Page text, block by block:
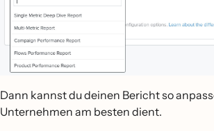
Dann kannst du deinen Bericht so
Unternehmen am besten dient.